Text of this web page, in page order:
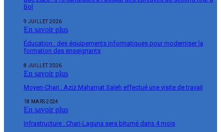
Bol
9 JUILLET 2026
En savoir plus
Éducation : des équipements informatiques pour moderniser la
formation des enseignants
8 JUILLET 2026
En savoir plus
Moyen-Chari : Aziz Mahamat Saleh effectué une visite de travail
18 MARS 2024
En savoir plus
Infrastructure : Chari-Laguna sera bitumé dans 4 mois